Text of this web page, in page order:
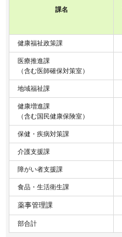
課名
健康福祉政策課
医療推進課
（含む医師確保対策室）
地域福祉課
健康増進課
（含む国民健康保険室）
保健・疾病対策課
介護支援課
障がい者支援課
食品・生活衛生課
薬事管理課
部合計